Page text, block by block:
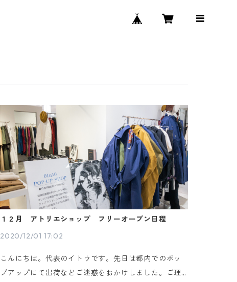
１２月 アトリエショップ フリーオープン日程
2020/12/01 17:02
こんにちは。代表のイトウです。先日は都内でのポッ
プアップにて出荷などご迷惑をおかけしました。ご理